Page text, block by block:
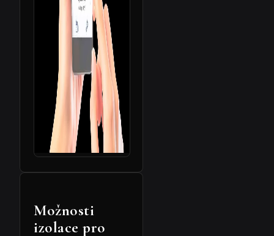
Možnosti
izolace pro